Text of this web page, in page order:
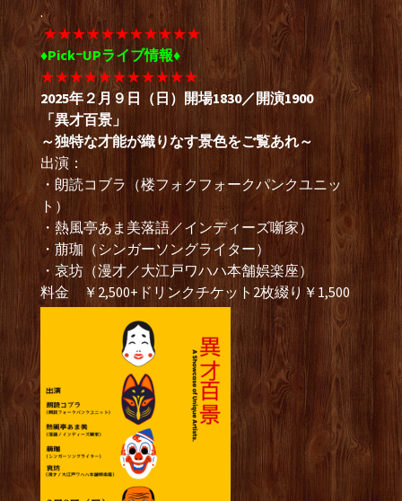
.
★★★★★★★★★★★
♦PickｰUPライブ情報♦
★★★★★★★★★★★
2025年２月９日（日）開場1830／開演1900
「異才百景」
～独特な才能が織りなす景色をご覧あれ～
出演：
・朗読コブラ（楼フォクフォークパンクユニッ
ト）
・熱風亭あま美落語／インディーズ噺家）
・萠珈（シンガーソングライター）
・哀坊（漫才／大江戸ワハハ本舗娯楽座）
料金 ￥2,500+ドリンクチケット2枚綴り￥1,500